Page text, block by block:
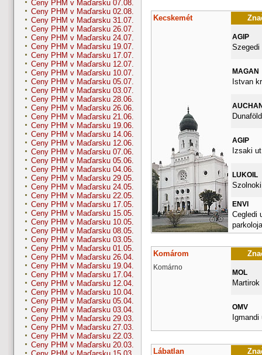
Ceny PHM v Maďarsku 07.08.
Ceny PHM v Maďarsku 02.08.
Ceny PHM v Maďarsku 31.07.
Ceny PHM v Maďarsku 26.07.
Ceny PHM v Maďarsku 24.07.
Ceny PHM v Maďarsku 19.07.
Ceny PHM v Maďarsku 17.07.
Ceny PHM v Maďarsku 12.07.
Ceny PHM v Maďarsku 10.07.
Ceny PHM v Maďarsku 05.07.
Ceny PHM v Maďarsku 03.07.
Ceny PHM v Maďarsku 28.06.
Ceny PHM v Maďarsku 26.06.
Ceny PHM v Maďarsku 21.06.
Ceny PHM v Maďarsku 19.06.
Ceny PHM v Maďarsku 14.06.
Ceny PHM v Maďarsku 12.06.
Ceny PHM v Maďarsku 07.06.
Ceny PHM v Maďarsku 05.06.
Ceny PHM v Maďarsku 04.06.
Ceny PHM v Maďarsku 29.05.
Ceny PHM v Maďarsku 24.05.
Ceny PHM v Maďarsku 22.05.
Ceny PHM v Maďarsku 17.05.
Ceny PHM v Maďarsku 15.05.
Ceny PHM v Maďarsku 10.05.
Ceny PHM v Maďarsku 08.05.
Ceny PHM v Maďarsku 03.05.
Ceny PHM v Maďarsku 01.05.
Ceny PHM v Maďarsku 26.04.
Ceny PHM v Maďarsku 19.04.
Ceny PHM v Maďarsku 17.04.
Ceny PHM v Maďarsku 12.04.
Ceny PHM v Maďarsku 10.04.
Ceny PHM v Maďarsku 05.04.
Ceny PHM v Maďarsku 03.04.
Ceny PHM v Maďarsku 29.03.
Ceny PHM v Maďarsku 27.03.
Ceny PHM v Maďarsku 22.03.
Ceny PHM v Maďarsku 20.03.
Kecskemét
AGIP
Szegedi
MAGAN
Istvan
AGIP
Izsaki
LUKOIL
ENVI
Cegledi
Komárom
Komárno
MOL
Martirok
OMV
Igmandi
Lábatlan